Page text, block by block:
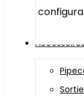
Accessoires